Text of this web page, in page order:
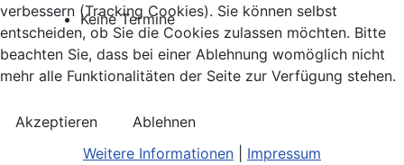
Keine Termine
verbessern (Tracking Cookies). Sie können selbst
entscheiden, ob Sie die Cookies zulassen möchten. Bitte
beachten Sie, dass bei einer Ablehnung womöglich nicht
mehr alle Funktionalitäten der Seite zur Verfügung stehen.
Akzeptieren
Ablehnen
Weitere Informationen
Impressum